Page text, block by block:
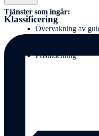
Tjänster som ingår:
Övervakning av
Alpint rally med
Olika pussel och
Prisutdelning
Klassificering